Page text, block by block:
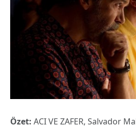
Özet: ACI VE ZAFER, Salvador